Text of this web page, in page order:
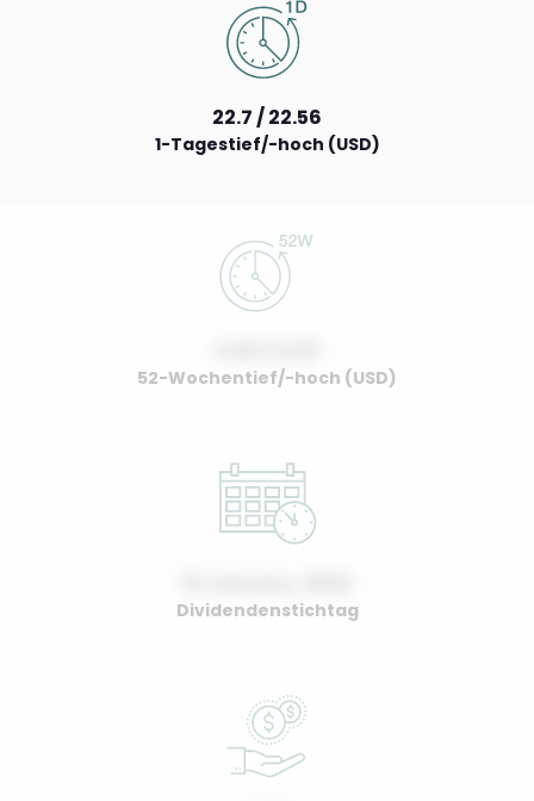
22.7 / 22.56
1-Tagestief/-hoch (USD)
52-Wochentief/-hoch (USD)
Dividendenstichtag